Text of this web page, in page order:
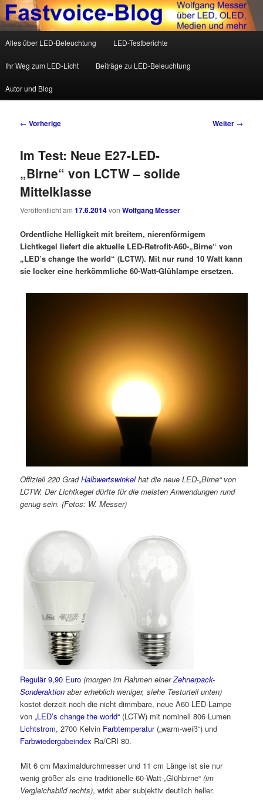
Fastvoice-Blog
Wolfgang Messer über LED, OLED, Medien und mehr
Zum Inhalt wechseln
Zum sekundären Inhalt wechseln
Alles über LED-Beleuchtung LED-Testberichte
Ihr Weg zum LED-Licht Beiträge zu LED-Beleuchtung
Autor und Blog
Beitrags-Navigation
← Vorherige Weiter →
Im Test: Neue E27-LED-
„Birne“ von LCTW – solide
Mittelklasse
Veröffentlicht am17.6.2014vonWolfgang Messer
Ordentliche Helligkeit mit breitem, nierenförmigem
Lichtkegel liefert die aktuelle LED-Retrofit-A60-„Birne“ von
„LED’s change the world“ (LCTW). Mit nur rund 10 Watt kann
sie locker eine herkömmliche 60-Watt-Glühlampe ersetzen.
Offiziell 220 GradHalbwertswinkelhat die neue LED-„Birne“ von
LCTW. Der Lichtkegel dürfte für die meisten Anwendungen rund
genug sein. (Fotos: W. Messer)
Regulär 9,90 Euro (morgen im Rahmen einerZehnerpack-
Sonderaktion aber erheblich weniger, siehe Testurteil unten)
kostet derzeit noch die nicht dimmbare, neue A60-LED-Lampe
von „LED’s change the world“ (LCTW) mit nominell 806 Lumen
Lichtstrom, 2700 Kelvin Farbtemperatur(„warm-weiß“) und
Farbwiedergabeindex Ra/CRI 80.
Mit 6 cm Maximaldurchmesser und 11 cm Länge ist sie nur
wenig größer als eine traditionelle 60-Watt-„Glühbirne“(im
Vergleichsbild rechts), wirkt aber subjektiv deutlich heller.